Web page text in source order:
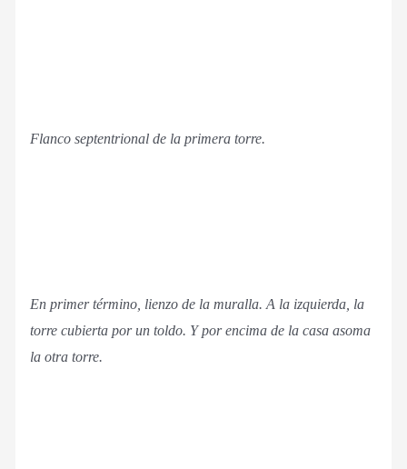
Flanco septentrional de la primera torre.
En primer término, lienzo de la muralla. A la izquierda, la
torre cubierta por un toldo. Y por encima de la casa asoma
la otra torre.